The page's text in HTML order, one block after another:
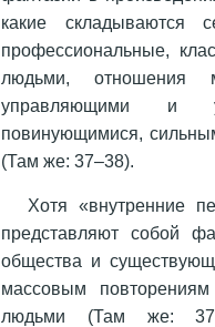
какие складываются
профессиональные,
людьми, отношения
управляющими и
повинующимися,
(Там же: 37–38).
Хотя «внутренние
представляют собой
общества и
массовым
людьми (Там же: